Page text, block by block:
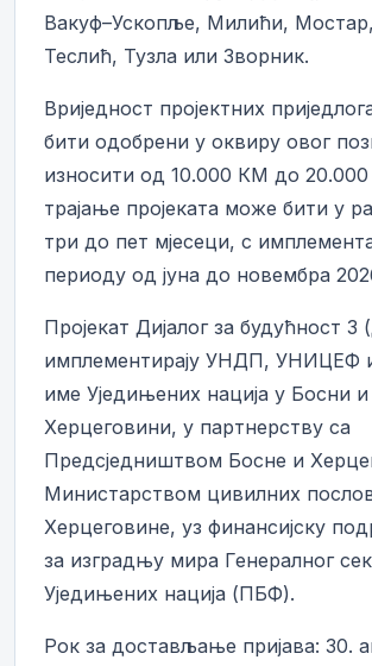
Вакуф–Ускопље, Милићи,
Теслић, Тузла или Зворник.
Вриједност пројектних
бити одобрени у оквиру овог
износити од 10.000 КМ до
трајање пројеката може бити у
три до пет мјесеци, с
периоду од јуна до новембра
Пројекат Дијалог за будућност
имплементирају УНДП, УНИЦЕФ
име Уједињених нација у Босни и
Херцеговини, у партнерству са
Предсједништвом Босне и
Министарством цивилних
Херцеговине, уз финансијску
за изградњу мира Генералног
Уједињених нација (ПБФ).
Рок за достављање пријава: 30.